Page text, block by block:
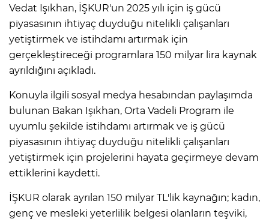
Vedat Işıkhan, İŞKUR'un 2025 yılı için iş gücü
piyasasının ihtiyaç duyduğu nitelikli çalışanları
yetiştirmek ve istihdamı artırmak için
gerçekleştireceği programlara 150 milyar lira kaynak
ayrıldığını açıkladı.
Konuyla ilgili sosyal medya hesabından paylaşımda
bulunan Bakan Işıkhan, Orta Vadeli Program ile
uyumlu şekilde istihdamı artırmak ve iş gücü
piyasasının ihtiyaç duyduğu nitelikli çalışanları
yetiştirmek için projelerini hayata geçirmeye devam
ettiklerini kaydetti.
İŞKUR olarak ayrılan 150 milyar TL'lik kaynağın; kadın,
genç ve mesleki yeterlilik belgesi olanların teşviki,